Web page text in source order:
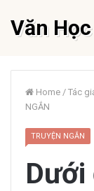
Văn
Home / Tác
NGẮN
TRUYỆN NGẮN
Dưới